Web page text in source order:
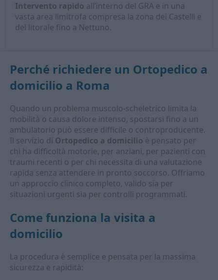
Intervento rapido all’interno del GRA e in una
vasta area limitrofa compresa la zona dei Castelli e
del litorale fino a Nettuno.
Perché richiedere un Ortopedico a
domicilio a Roma
Quando un problema muscolo‑scheletrico limita la
mobilità o causa dolore intenso, spostarsi fino a un
ambulatorio può essere difficile o controproducente.
Il servizio di Ortopedico a domicilio è pensato per
chi ha difficoltà motorie, per anziani, per pazienti con
traumi recenti o per chi necessita di una valutazione
rapida senza attendere in pronto soccorso. Offriamo
un approccio clinico completo, valido sia per
situazioni urgenti sia per controlli programmati.
Come funziona la visita a
domicilio
La procedura è semplice e pensata per la massima
sicurezza e rapidità: